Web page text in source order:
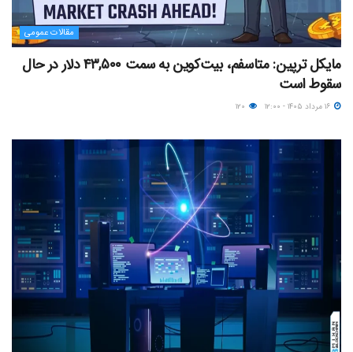
مقالات عمومی
مایکل ترپین: متاسفم، بیت‌کوین به سمت ۴۳,۵۰۰ دلار در حال
سقوط است